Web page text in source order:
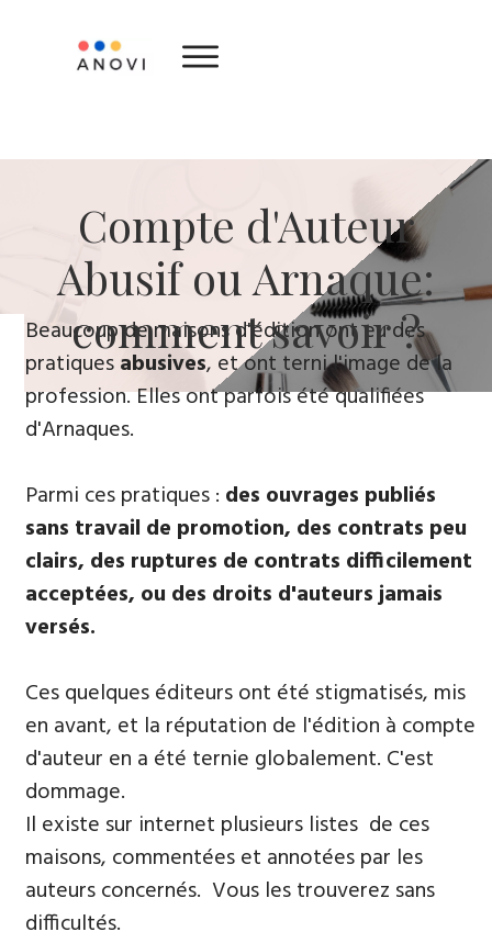
​Compte d'Auteur
Abusif ou Arnaque:
comment savoir ?
​Beaucoup de maisons d'édition ont eu des
pratiquesabusives, ​et ont terni l'image de la
profession. Elles ont parfois été qualifiées
d'Arnaques.
Parmi ​ces pratiques : des ouvrages publiés
sans travail de promotion, des contrats peu
clairs, des ruptures de contrats difficilement
acceptées, ou des droits d'auteurs jamais
versés.
Ces quelques éditeurs ont été stigmatisés, mis
en avant, et la réputation de l'édition à compte
d'auteur en a été ternie globalement. C'est
dommage.
Il existe sur internet plusieurs listes de ces
maisons, commentées et annotées par les
auteurs concernés. Vous les trouverez sans
difficultés.